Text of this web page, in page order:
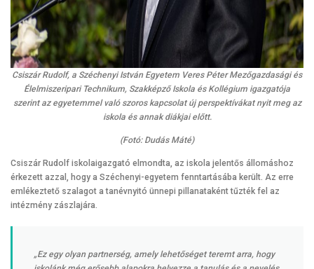
Csiszár Rudolf, a Széchenyi István Egyetem Veres Péter Mezőgazdasági és
Élelmiszeripari Technikum, Szakképző Iskola és Kollégium igazgatója
szerint az egyetemmel való szoros kapcsolat új perspektívákat nyit meg az
iskola és annak diákjai előtt.
(Fotó: Dudás Máté)
Csiszár Rudolf iskolaigazgató elmondta, az iskola jelentős állomáshoz
érkezett azzal, hogy a Széchenyi-egyetem fenntartásába került. Az erre
emlékeztető szalagot a tanévnyitó ünnepi pillanataként tűzték fel az
intézmény zászlajára.
„Ez egy olyan partnerség, amely lehetőséget teremt arra, hogy